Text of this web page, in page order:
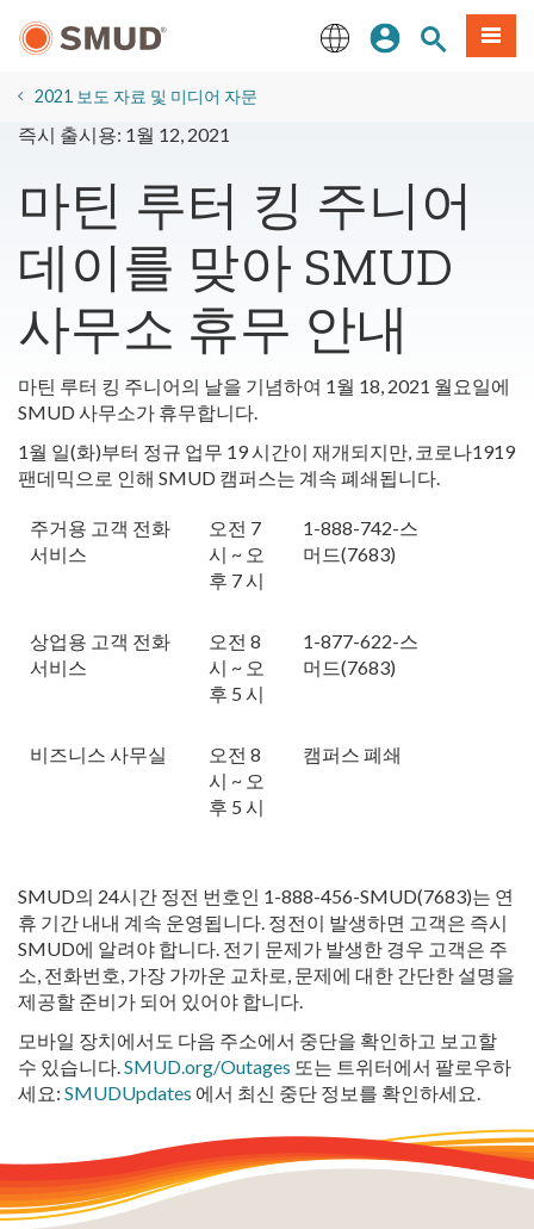
로그인사이트 검색
메뉴
2021 보도 자료 및 미디어 자문
즉시 출시용: 1월 12, 2021
마틴 루터 킹 주니어
데이를 맞아 SMUD
사무소 휴무 안내
마틴 루터 킹 주니어의 날을 기념하여 1월 18, 2021 월요일에
SMUD 사무소가 휴무합니다.
1월 일(화)부터 정규 업무 19 시간이 재개되지만, 코로나1919
팬데믹으로 인해 SMUD 캠퍼스는 계속 폐쇄됩니다.
주거용 고객 전화
서비스
오전 7
시 ~ 오
후 7 시
1-888-742-스
머드(7683)
상업용 고객 전화
서비스
오전 8
시 ~ 오
후 5 시
1-877-622-스
머드(7683)
비즈니스 사무실
오전 8
시 ~ 오
후 5 시
캠퍼스 폐쇄
SMUD의 24시간 정전 번호인 1-888-456-SMUD(7683)는 연
휴 기간 내내 계속 운영됩니다. 정전이 발생하면 고객은 즉시
SMUD에 알려야 합니다. 전기 문제가 발생한 경우 고객은 주
소, 전화번호, 가장 가까운 교차로, 문제에 대한 간단한 설명을
제공할 준비가 되어 있어야 합니다.
모바일 장치에서도 다음 주소에서 중단을 확인하고 보고할
수 있습니다.SMUD.org/Outages 또는 트위터에서 팔로우하
세요: SMUDUpdates 에서 최신 중단 정보를 확인하세요.